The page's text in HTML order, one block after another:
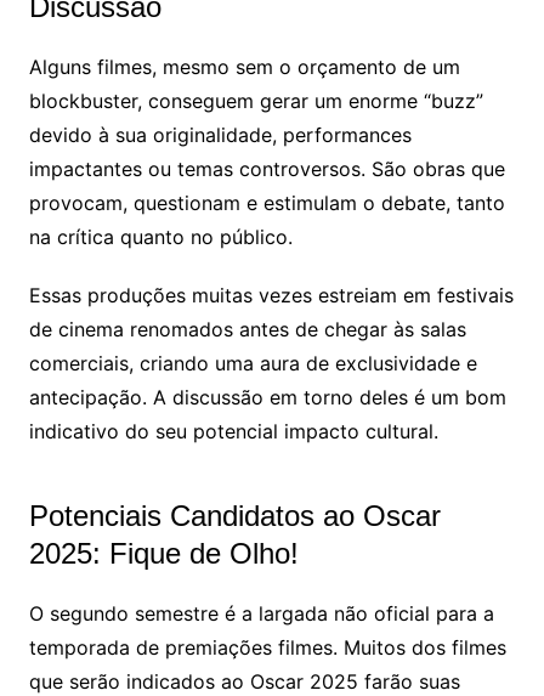
Discussão
Alguns filmes, mesmo sem o orçamento de um
blockbuster, conseguem gerar um enorme “buzz”
devido à sua originalidade, performances
impactantes ou temas controversos. São obras que
provocam, questionam e estimulam o debate, tanto
na crítica quanto no público.
Essas produções muitas vezes estreiam em festivais
de cinema renomados antes de chegar às salas
comerciais, criando uma aura de exclusividade e
antecipação. A discussão em torno deles é um bom
indicativo do seu potencial impacto cultural.
Potenciais Candidatos ao Oscar
2025: Fique de Olho!
O segundo semestre é a largada não oficial para a
temporada de premiações filmes. Muitos dos filmes
que serão indicados ao Oscar 2025 farão suas